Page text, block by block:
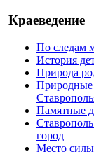
Краеведение
По следам
История
Природа
Памятные
город
Место